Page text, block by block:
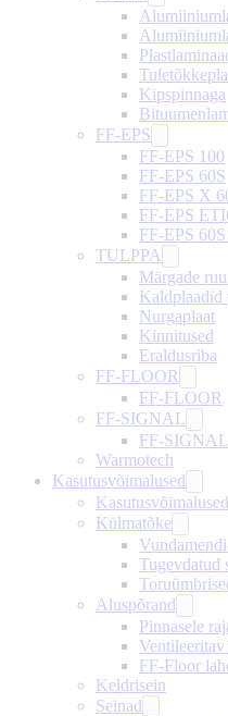
Kipspinnaga
FF-EPS
FF-EPS 100
FF-EPS 60S
FF-EPS X
FF-EPS
FF-EPS
TULPPA
Märgade
Kaldplaadid
Nurgaplaat
Kinnitused
Eraldusriba
FF-FLOOR
FF-FLOOR
FF-SIGNAL
FF-SIGNAL
Warmotech
Kasutusvõimalused
Kasutusvõimalused
Külmatõke
Tugevdatud
Aluspõrand
Pinnasele
FF-Floor
Keldrisein
Seinad